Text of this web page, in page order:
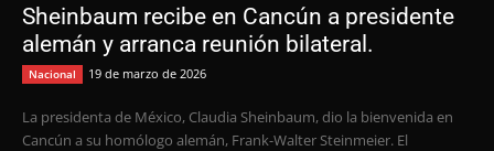
Sheinbaum recibe en Cancún a presidente
alemán y arranca reunión bilateral.
Nacional 19 de marzo de 2026
La presidenta de México, Claudia Sheinbaum, dio la bienvenida en
Cancún a su homólogo alemán, Frank-Walter Steinmeier. El